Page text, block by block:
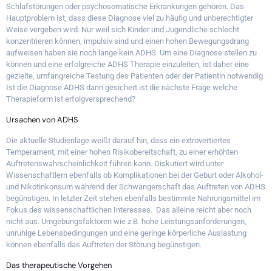
Schlafstörungen oder psychosomatische Erkrankungen gehören. Das
Hauptproblem ist, dass diese Diagnose viel zu häufig und unberechtigter
Weise vergeben wird. Nur weil sich Kinder und Jugendliche schlecht
konzentrieren können, impulsiv sind und einen hohen Bewegungsdrang
aufweisen haben sie noch lange kein ADHS. Um eine Diagnose stellen zu
können und eine erfolgreiche ADHS Therapie einzuleiten, ist daher eine
gezielte, umfangreiche Testung des Patienten oder der Patientin notwendig.
Ist die Diagnose ADHS dann gesichert ist die nächste Frage welche
Therapieform ist erfolgversprechend?
Ursachen von ADHS
Die aktuelle Studienlage weißt darauf hin, dass ein extrovertiertes
Temperament, mit einer hohen Risikobereitschaft, zu einer erhöhten
Auftretenswahrscheinlichkeit führen kann. Diskutiert wird unter
Wissenschaftlern ebenfalls ob Komplikationen bei der Geburt oder Alkohol-
und Nikotinkonsum während der Schwangerschaft das Auftreten von ADHS
begünstigen. In letzter Zeit stehen ebenfalls bestimmte Nahrungsmittel im
Fokus des wissenschaftlichen Interesses. Das alleine reicht aber noch
nicht aus. Umgebungsfaktoren wie z.B. hohe Leistungsanforderungen,
unruhige Lebensbedingungen und eine geringe körperliche Auslastung
können ebenfalls das Auftreten der Störung begünstigen.
Das therapeutische Vorgehen